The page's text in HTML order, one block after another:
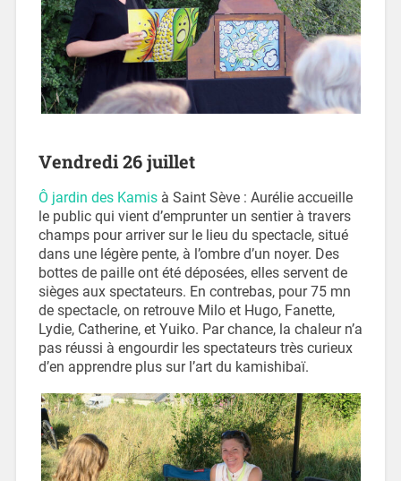
Vendredi 26 juillet
Ô jardin des Kamisà Saint Sève : Aurélie accueille
le public qui vient d’emprunter un sentier à travers
champs pour arriver sur le lieu du spectacle, situé
dans une légère pente, à l’ombre d’un noyer. Des
bottes de paille ont été déposées, elles servent de
sièges aux spectateurs. En contrebas, pour 75 mn
de spectacle, on retrouve Milo et Hugo, Fanette,
Lydie, Catherine, et Yuiko. Par chance, la chaleur n’a
pas réussi à engourdir les spectateurs très curieux
d’en apprendre plus sur l’art du kamishibaï.